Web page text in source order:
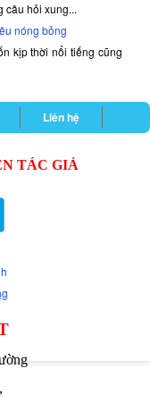
câu hỏi xung...
nóng bỏng
kịp thời nổi tiếng cũng
Liên hệ
TÁC GIẢ